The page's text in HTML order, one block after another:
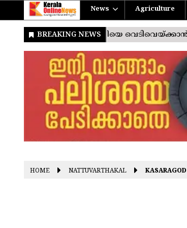
News Agriculture
HOME NATTUVARTHAKAL KASARAGOD